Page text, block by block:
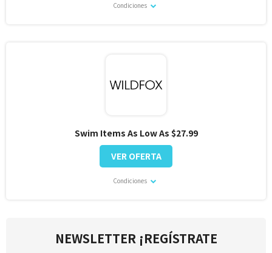
Condiciones
Swim Items As Low As $27.99
Condiciones
VER OFERTA
NEWSLETTER ¡REGÍSTRATE